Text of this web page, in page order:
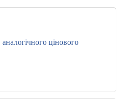
цінового